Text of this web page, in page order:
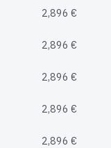
2,896 €
2,896 €
2,896 €
2,896 €
2,896 €